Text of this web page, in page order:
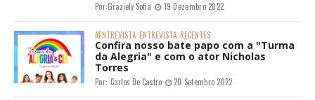
Por:Graziely Sofia 19 Dezembro 2022
#ENTREVISTA ENTREVISTA RECENTES
Confira nosso bate papo com a "Turma
da Alegria" e com o ator Nicholas
Torres
Por: Carlos De Castro 20 Setembro 2022